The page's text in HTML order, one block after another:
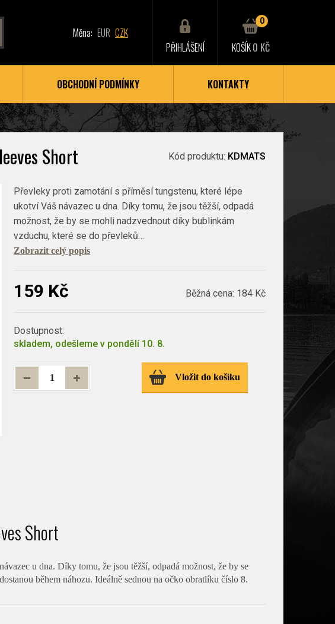
Měna: EUR CZK
PŘIHLÁŠENÍ
0
KOŠÍK0 KČ
OBCHODNÍ PODMÍNKY KONTAKTY
Short Kód produktu: KDMATS
Převleky proti zamotání s příměsí tungstenu, které lépe
ukotví Váš návazec u dna. Díky tomu, že jsou těžší, odpadá
možnost, že by se mohli nadzvednout díky bublinkám
vzduchu, které se do převleků…
Zobrazit celý popis
159 Kč Běžná cena: 184 Kč
Dostupnost:
skladem, odešleme v pondělí 10. 8.
Vložit do košíku
Short
u dna. Díky tomu, že jsou těžší, odpadá možnost, že by se
během náhozu. Ideálně sednou na očko obratlíku číslo 8.